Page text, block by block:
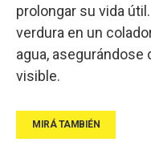
prolongar su vida
verdura en un
agua, asegurándose
visible.